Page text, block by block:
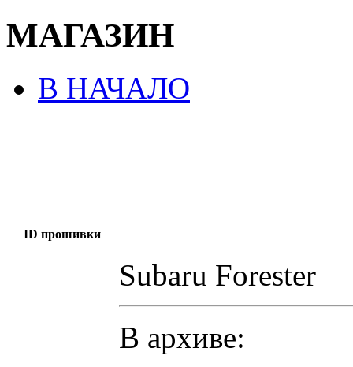
МАГАЗИН
В НАЧАЛО
ID прошивки
Subaru Forester
В архиве: